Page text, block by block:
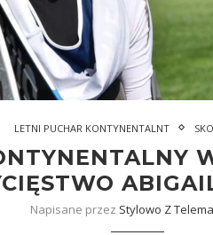
LETNI PUCHAR KONTYNENTALNT
Napisane przez Stylowo Z